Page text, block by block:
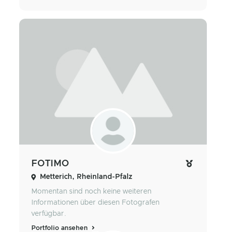
FOTIMO
Metterich, Rheinland-Pfalz
Momentan sind noch keine weiteren
Informationen über diesen Fotografen
verfügbar.
Portfolio ansehen